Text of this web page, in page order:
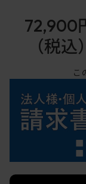
72,900
（税込）
こ